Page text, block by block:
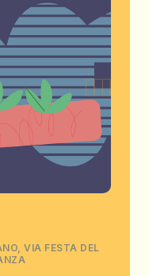
VIA FESTA DEL